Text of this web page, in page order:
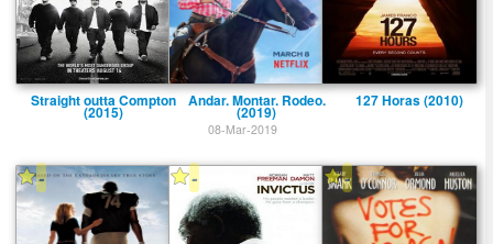
Straight outta Compton
(2015)
Andar. Montar. Rodeo.
(2019)
08-Mar-2019
127 Horas (2010)
- - -